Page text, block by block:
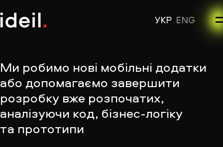
УКР ENG
Ми робимо нові мобільні додатки
або допомагаємо завершити
розробку вже розпочатих,
аналізуючи код, бізнес-логіку
та прототипи